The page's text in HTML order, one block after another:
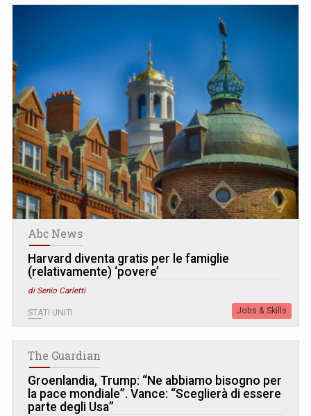
Abc News
Harvard diventa gratis per le famiglie
(relativamente) ‘povere’
di Senio Carletti
STATI UNITI Jobs & Skills
The Guardian
Groenlandia, Trump: “Ne abbiamo bisogno per
la pace mondiale”. Vance: “Sceglierà di essere
parte degli Usa”